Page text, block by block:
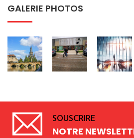
GALERIE PHOTOS
SOUSCRIRE
NOTRE